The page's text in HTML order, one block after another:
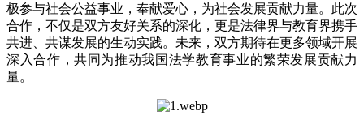
极参与社会公益事业，奉献爱心，为社会发展贡献力量。此次
合作，不仅是双方友好关系的深化，更是法律界与教育界携手
共进、共谋发展的生动实践。未来，双方期待在更多领域开展
深入合作，共同为推动我国法学教育事业的繁荣发展贡献力
量。